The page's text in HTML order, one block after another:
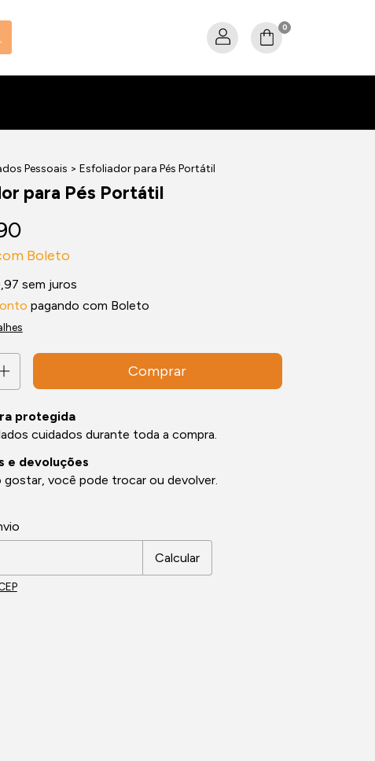
0
Pessoais > Esfoliador para Pés Portátil
para Pés Portátil
Boleto
sem juros
pagando com Boleto
protegida
cuidados durante toda a compra.
e devoluções
gostar, você pode trocar ou devolver.
CEP:
Calcular